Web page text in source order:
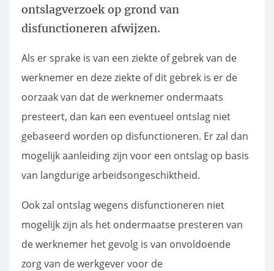
ontslagverzoek op grond van
disfunctioneren afwijzen.
Als er sprake is van een ziekte of gebrek van de
werknemer en deze ziekte of dit gebrek is er de
oorzaak van dat de werknemer ondermaats
presteert, dan kan een eventueel ontslag niet
gebaseerd worden op disfunctioneren. Er zal dan
mogelijk aanleiding zijn voor een ontslag op basis
van langdurige arbeidsongeschiktheid.
Ook zal ontslag wegens disfunctioneren niet
mogelijk zijn als het ondermaatse presteren van
de werknemer het gevolg is van onvoldoende
zorg van de werkgever voor de